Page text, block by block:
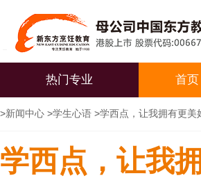
热门专业 首页
>新闻中心 >学生心语 >学西点，让我拥有更美
学西点，让我